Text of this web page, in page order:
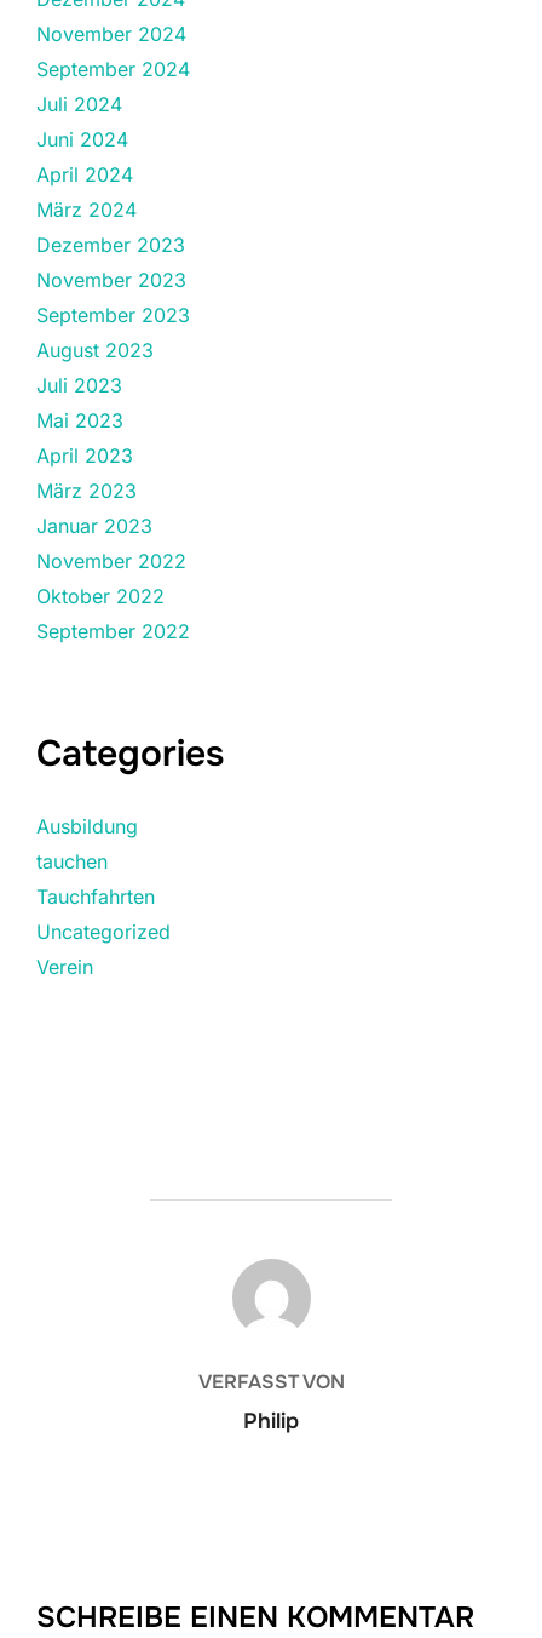
November 2024
September 2024
Juli 2024
Juni 2024
April 2024
März 2024
Dezember 2023
November 2023
September 2023
August 2023
Juli 2023
Mai 2023
April 2023
März 2023
Januar 2023
November 2022
Oktober 2022
September 2022
Categories
Ausbildung
tauchen
Tauchfahrten
Uncategorized
Verein
BEITRAGSAUTOR
VERFASST VON
Philip
SCHREIBE EINEN KOMMENTAR